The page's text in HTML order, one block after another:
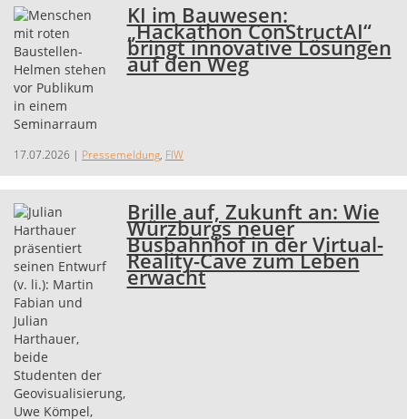
KI im Bauwesen:
„Hackathon ConStructAI“
bringt innovative Lösungen
auf den Weg
17.07.2026 | Pressemeldung, FIW
Brille auf, Zukunft an: Wie
Würzburgs neuer
Busbahnhof in der Virtual-
Reality-Cave zum Leben
erwacht